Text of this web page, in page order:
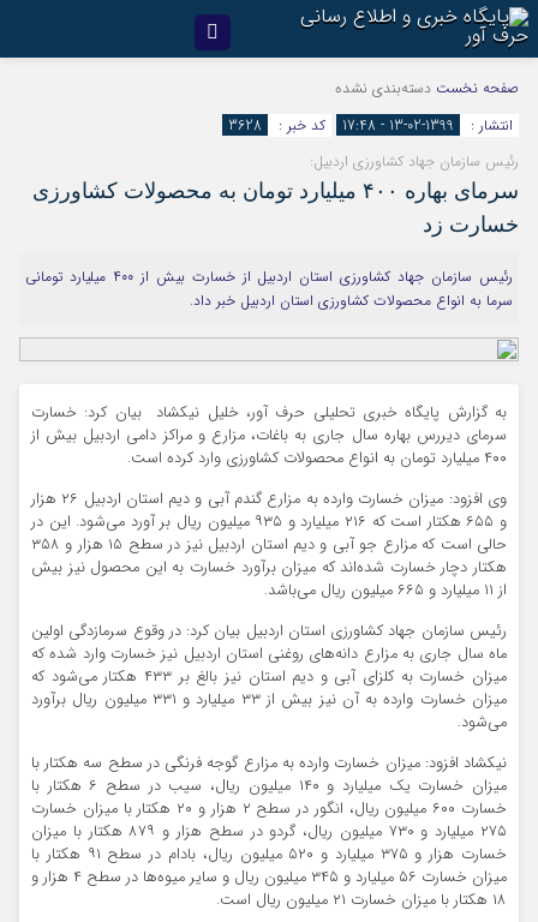
صفحه نخست دسته‌بندی نشده
انتشار :
1399-02-13 - 17:48 کد خبر :
3628
رئیس سازمان جهاد کشاورزی اردبیل:
سرمای بهاره ۴۰۰ میلیارد تومان به محصولات کشاورزی
خسارت زد
رئیس سازمان جهاد کشاورزی استان اردبیل از خسارت بیش از ۴۰۰ میلیارد تومانی
سرما به انواع محصولات کشاورزی استان اردبیل خبر داد.
به گزارش پایگاه خبری تحلیلی حرف آور، خلیل نیکشاد بیان کرد: خسارت
سرمای دیررس بهاره سال جاری به باغات، مزارع و مراکز دامی اردبیل بیش از
۴۰۰ میلیارد تومان به انواع محصولات کشاورزی وارد کرده است.
وی افزود: میزان خسارت وارده به مزارع گندم آبی و دیم استان اردبیل ۲۶ هزار
و ۶۵۵ هکتار است که ۲۱۶ میلیارد و ۹۳۵ میلیون ریال بر آورد می‌شود. این در
حالی است که مزارع جو آبی و دیم استان اردبیل نیز در سطح ۱۵ هزار و ۳۵۸
هکتار دچار خسارت شده‌اند که میزان برآورد خسارت به این محصول نیز بیش
از ۱۱ میلیارد و ۶۶۵ میلیون ریال می‌باشد.
رئیس سازمان جهاد کشاورزی استان اردبیل بیان کرد: در وقوع سرمازدگی اولین
ماه سال جاری به مزارع دانه‌های روغنی استان اردبیل نیز خسارت وارد شده که
میزان خسارت به کلزای آبی و دیم استان نیز بالغ بر ۴۳۳ هکتار می‌شود که
میزان خسارت وارده به آن نیز بیش از ۳۳ میلیارد و ۳۳۱ میلیون ریال برآورد
می‌شود.
نیکشاد افزود: میزان خسارت وارده به مزارع گوجه فرنگی در سطح سه هکتار با
میزان خسارت یک میلیارد و ۱۴۰ میلیون ریال، سیب در سطح ۶ هکتار با
خسارت ۶۰۰ میلیون ریال، انگور در سطح ۲ هزار و ۲۰ هکتار با میزان خسارت
۲۷۵ میلیارد و ۷۳۰ میلیون ریال، گردو در سطح هزار و ۸۷۹ هکتار با میزان
خسارت هزار و ۳۷۵ میلیارد و ۵۲۰ میلیون ریال، بادام در سطح ۹۱ هکتار با
میزان خسارت ۵۶ میلیارد و ۳۴۵ میلیون ریال و سایر میوه‌ها در سطح ۴ هزار و
۱۸ هکتار با میزان خسارت ۲۱ میلیون ریال است.